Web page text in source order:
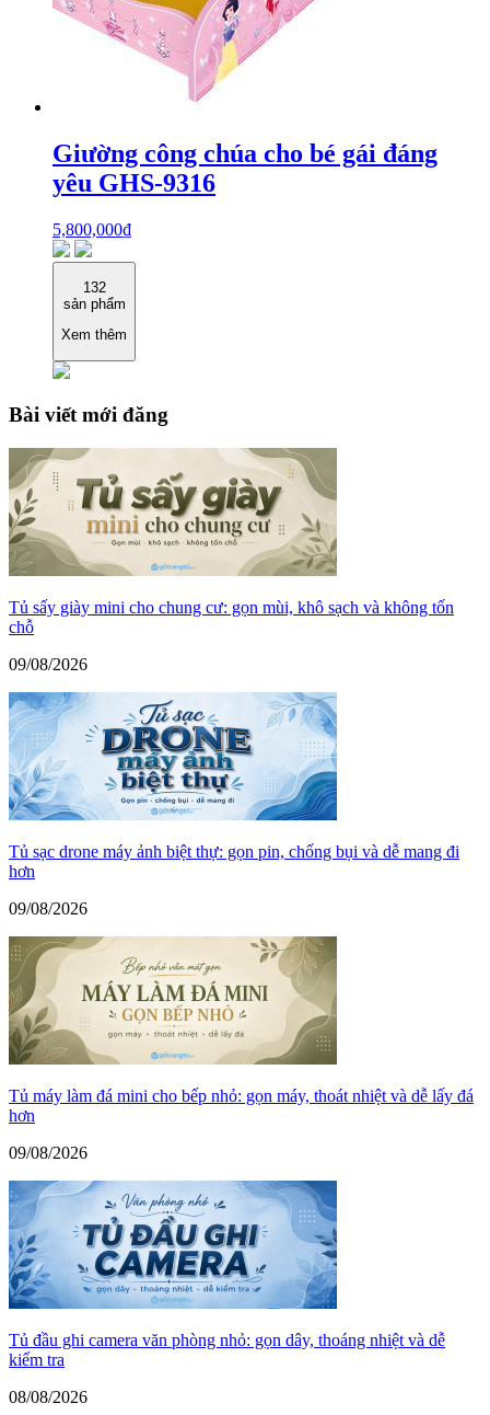
Giường công chúa cho bé gái đáng
yêu GHS-9316
5,800,000₫
132
sản phẩm
Xem thêm
Bài viết mới đăng
Tủ sấy giày mini cho chung cư: gọn mùi, khô sạch và không tốn
chỗ
09/08/2026
Tủ sạc drone máy ảnh biệt thự: gọn pin, chống bụi và dễ mang đi
hơn
09/08/2026
Tủ máy làm đá mini cho bếp nhỏ: gọn máy, thoát nhiệt và dễ lấy đá
hơn
09/08/2026
Tủ đầu ghi camera văn phòng nhỏ: gọn dây, thoáng nhiệt và dễ
kiểm tra
08/08/2026